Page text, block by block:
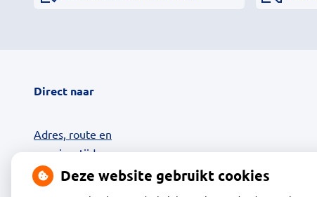
Direct naar
Adres, route en
openingstijden
Contact
Uw zorg online
Deze website gebruikt cookies